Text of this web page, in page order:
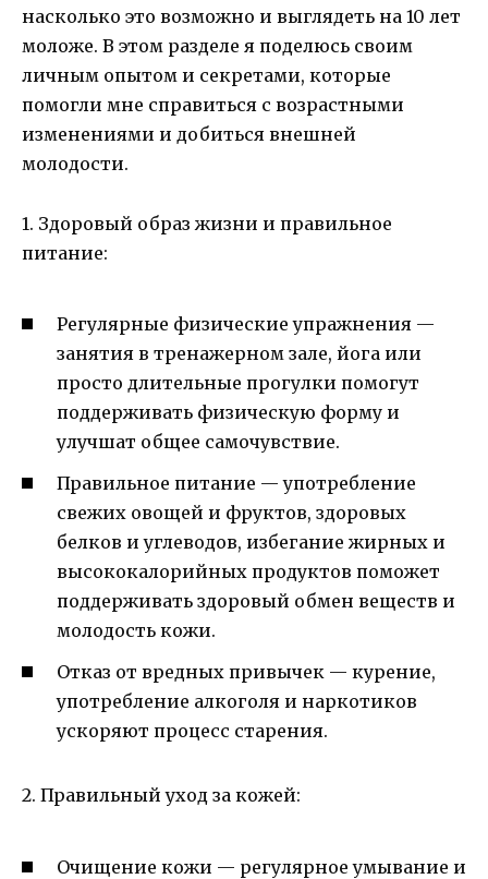
насколько это возможно и выглядеть на 10 лет
моложе. В этом разделе я поделюсь своим
личным опытом и секретами, которые
помогли мне справиться с возрастными
изменениями и добиться внешней
молодости.
1. Здоровый образ жизни и правильное
питание:
Регулярные физические упражнения —
занятия в тренажерном зале, йога или
просто длительные прогулки помогут
поддерживать физическую форму и
улучшат общее самочувствие.
Правильное питание — употребление
свежих овощей и фруктов, здоровых
белков и углеводов, избегание жирных и
высококалорийных продуктов поможет
поддерживать здоровый обмен веществ и
молодость кожи.
Отказ от вредных привычек — курение,
употребление алкоголя и наркотиков
ускоряют процесс старения.
2. Правильный уход за кожей:
Очищение кожи — регулярное умывание и